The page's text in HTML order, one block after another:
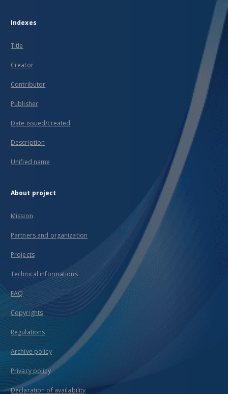
Indexes
Title
Creator
Contributor
Publisher
Date issued/created
Description
Unified name
About project
Mission
Partners and organization
Projects
Technical informations
FAQ
Copyrights
Regulations
Archive policy
Privacy policy
Declaration of availability